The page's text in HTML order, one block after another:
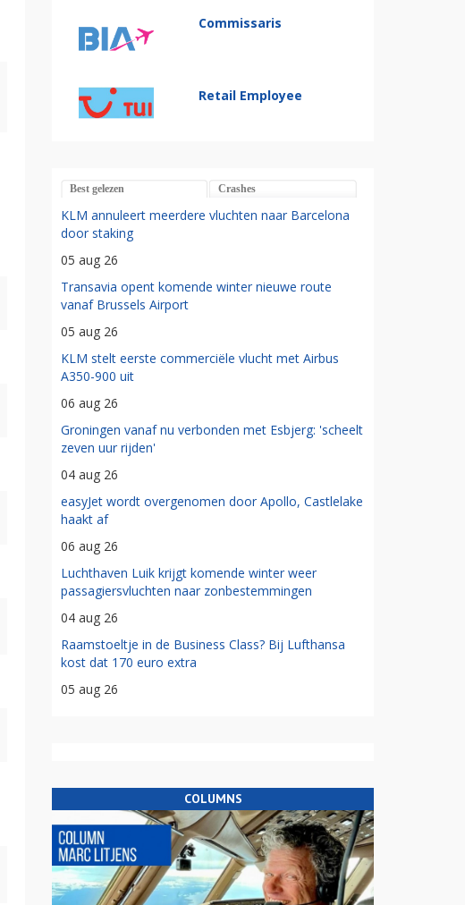
Commissaris
Retail Employee
Best gelezen Crashes
KLM annuleert meerdere vluchten naar Barcelona
door staking
05 aug 26
Transavia opent komende winter nieuwe route
vanaf Brussels Airport
05 aug 26
KLM stelt eerste commerciële vlucht met Airbus
A350-900 uit
06 aug 26
Groningen vanaf nu verbonden met Esbjerg: 'scheelt
zeven uur rijden'
04 aug 26
easyJet wordt overgenomen door Apollo, Castlelake
haakt af
06 aug 26
Luchthaven Luik krijgt komende winter weer
passagiersvluchten naar zonbestemmingen
04 aug 26
Raamstoeltje in de Business Class? Bij Lufthansa
kost dat 170 euro extra
05 aug 26
COLUMNS